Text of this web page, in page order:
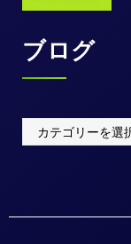
ブログ
ロ